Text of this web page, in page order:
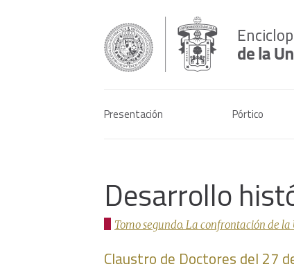
Presentación Pórtico
Desarrollo
Tomo segundo. La confrontación de la
Claustro de Doctores del 27